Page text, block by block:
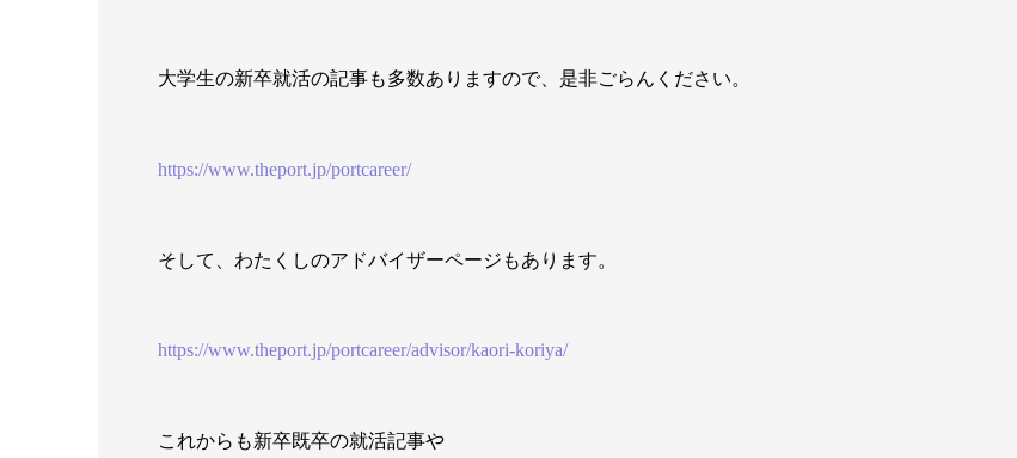
大学生の新卒就活の記事も多数ありますので、是非ごらんください。
https://www.theport.jp/portcareer/
そして、わたくしのアドバイザーページもあります。
https://www.theport.jp/portcareer/advisor/kaori-koriya/
これからも新卒既卒の就活記事や